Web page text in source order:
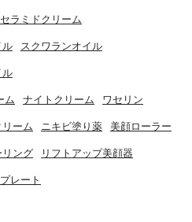
セラミドクリーム
ル スクワランオイル
ル
ム ナイトクリーム ワセリン
ーム ニキビ塗り薬 美顔ローラー
リング リフトアップ美顔器
レート